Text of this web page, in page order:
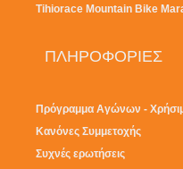
Tihiorace Mountain Bike
ΠΛΗΡΟΦΟΡΙΕΣ
Πρόγραμμα Αγώνων -
Κανόνες Συμμετοχής
Συχνές ερωτήσεις